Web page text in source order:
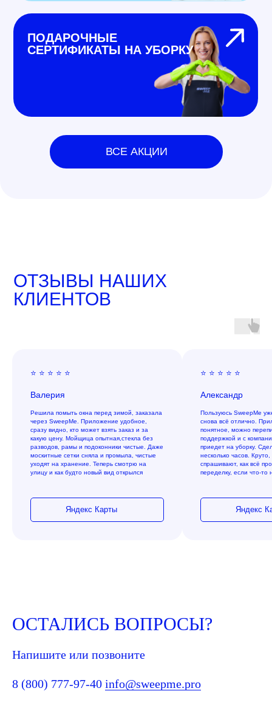
ВСЕ АКЦИИ
ПОДАРОЧНЫЕ
СЕРТИФИКАТЫ НА УБОРКУ
ОТЗЫВЫ НАШИХ
КЛИЕНТОВ
⭐ ⭐ ⭐ ⭐ ⭐
Валерия
Решила помыть окна перед зимой, заказала
через SweepMe. Приложение удобное,
сразу видно, кто может взять заказ и за
какую цену. Мойщица опытная,стекла без
разводов, рамы и подоконники чистые. Даже
москитные сетки сняла и промыла, чистые
уходят на хранение. Теперь смотрю на
улицу и как будто новый вид открылся
Яндекс Карты
⭐ ⭐ ⭐ ⭐ ⭐
Александр
Пользуюсь SweepMe
снова всё отлично.
понятное, можно
поддержкой и с
приедет на уборку.
несколько часов.
спрашивают, как всё
переделку, если что-то
Яндекс
ОСТАЛИСЬ ВОПРОСЫ?
Напишите или позвоните
8 (800) 777-97-40 info@sweepme.pro